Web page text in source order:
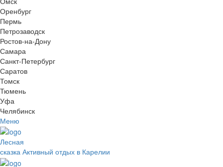
Оренбург
Пермь
Петрозаводск
Ростов-на-Дону
Самара
Санкт-Петербург
Саратов
Томск
Тюмень
Уфа
Челябинск
Меню
Лесная
сказка Активный отдых в Карелии